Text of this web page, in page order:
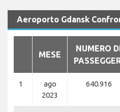
Aeroporto Gdansk
MESE
NUMERO
1
ago
2023
640.916